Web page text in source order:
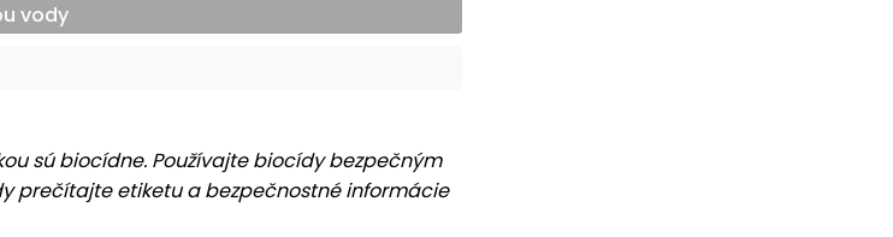
vody
sú biocídne. Používajte biocídy bezpečným
prečítajte etiketu a bezpečnostné informácie